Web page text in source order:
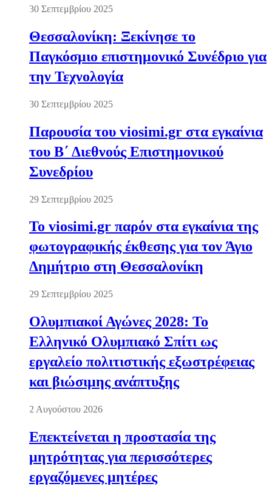
30 Σεπτεμβρίου 2025
Θεσσαλονίκη: Ξεκίνησε το
Παγκόσμιο επιστημονικό Συνέδριο για
την Τεχνολογία
30 Σεπτεμβρίου 2025
Παρουσία του viosimi.gr στα εγκαίνια
του Β΄ Διεθνούς Επιστημονικού
Συνεδρίου
29 Σεπτεμβρίου 2025
Το viosimi.gr παρόν στα εγκαίνια της
φωτογραφικής έκθεσης για τον Άγιο
Δημήτριο στη Θεσσαλονίκη
29 Σεπτεμβρίου 2025
Ολυμπιακοί Αγώνες 2028: Το
Ελληνικό Ολυμπιακό Σπίτι ως
εργαλείο πολιτιστικής εξωστρέφειας
και βιώσιμης ανάπτυξης
2 Αυγούστου 2026
Επεκτείνεται η προστασία της
μητρότητας για περισσότερες
εργαζόμενες μητέρες